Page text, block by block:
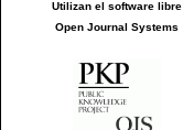
Utilizan el software libre
Open Journal Systems